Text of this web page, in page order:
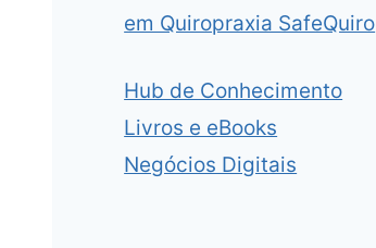
em Quiropraxia SafeQuiro
Hub de Conhecimento
Livros e eBooks
Negócios Digitais